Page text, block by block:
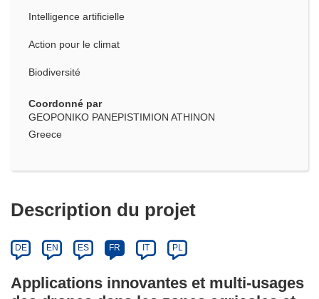
Intelligence artificielle
Action pour le climat
Biodiversité
Coordonné par
GEOPONIKO PANEPISTIMION ATHINON
Greece
Description du projet
DE EN ES FR IT PL
Applications innovantes et multi-usages